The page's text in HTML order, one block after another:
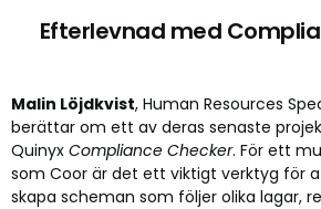
Efterlevnad med
Malin Löjdkvist, Human Resources
berättar om ett av deras senaste
Quinyx Compliance Checker. För ett
som Coor är det ett viktigt verktyg för
skapa scheman som följer olika lagar,